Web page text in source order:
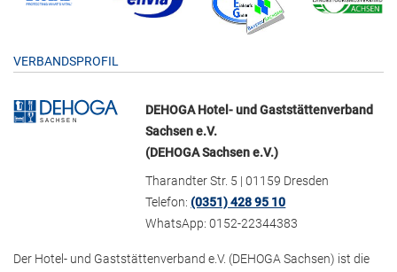
VERBANDSPROFIL
DEHOGA Hotel- und Gaststättenverband
Sachsen e.V.
(DEHOGA Sachsen e.V.)
Tharandter Str. 5 | 01159 Dresden
Telefon:(0351) 428 95 10
WhatsApp: 0152-22344383
Der Hotel- und Gaststättenverband e.V. (DEHOGA Sachsen) ist die